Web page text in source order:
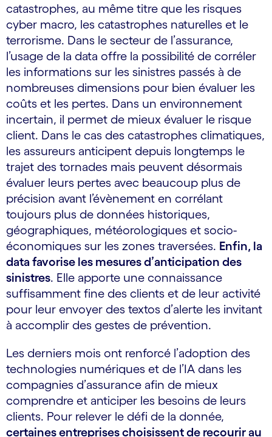
catastrophes, au même titre que les risques
cyber macro, les catastrophes naturelles et le
terrorisme. Dans le secteur de l’assurance,
l’usage de la data offre la possibilité de corréler
les informations sur les sinistres passés à de
nombreuses dimensions pour bien évaluer les
coûts et les pertes. Dans un environnement
incertain, il permet de mieux évaluer le risque
client. Dans le cas des catastrophes climatiques,
les assureurs anticipent depuis longtemps le
trajet des tornades mais peuvent désormais
évaluer leurs pertes avec beaucoup plus de
précision avant l’évènement en corrélant
toujours plus de données historiques,
géographiques, météorologiques et socio-
économiques sur les zones traversées. Enfin, la
data favorise les mesures d’anticipation des
sinistres. Elle apporte une connaissance
suffisamment fine des clients et de leur activité
pour leur envoyer des textos d’alerte les invitant
à accomplir des gestes de prévention.
Les derniers mois ont renforcé l’adoption des
technologies numériques et de l’IA dans les
compagnies d’assurance afin de mieux
comprendre et anticiper les besoins de leurs
clients. Pour relever le défi de la donnée,
certaines entreprises choisissent de recourir au